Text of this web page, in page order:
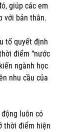
giúp các em
với bản thân.
tố quyết định
điểm “nước
ngành học
nhu cầu của
luôn có
thời điểm hiện